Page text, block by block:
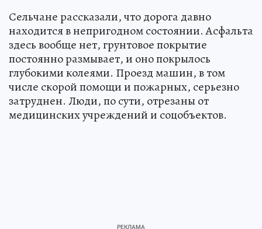
Сельчане рассказали, что дорога давно
находится в непригодном состоянии. Асфальта
здесь вообще нет, грунтовое покрытие
постоянно размывает, и оно покрылось
глубокими колеями. Проезд машин, в том
числе скорой помощи и пожарных, серьезно
затруднен. Люди, по сути, отрезаны от
медицинских учреждений и соцобъектов.